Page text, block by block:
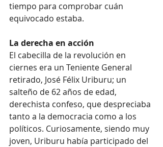
tiempo para comprobar cuán
equivocado estaba.
La derecha en acción
El cabecilla de la revolución en
ciernes era un Teniente General
retirado, José Félix Uriburu; un
salteño de 62 años de edad,
derechista confeso, que despreciaba
tanto a la democracia como a los
políticos. Curiosamente, siendo muy
joven, Uriburu había participado del